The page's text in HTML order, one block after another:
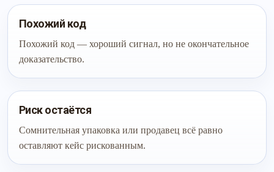
Похожий код
Похожий код — хороший сигнал, но не окончательное
доказательство.
Риск остаётся
Сомнительная упаковка или продавец всё равно
оставляют кейс рискованным.